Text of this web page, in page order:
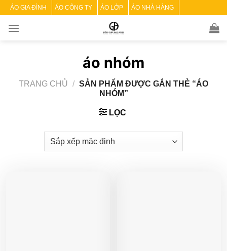
Skip
content
ÁO GIA ĐÌNH ÁO CÔNG TY ÁO LỚP ÁO NHÀ HÀNG
áo nhóm
TRANG CHỦ / SẢN PHẨM ĐƯỢC GẮN THẺ “ÁO
NHÓM”
LỌC